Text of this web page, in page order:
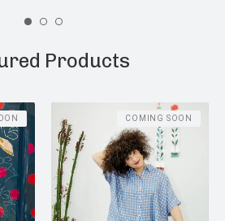
Products
COMING SOON